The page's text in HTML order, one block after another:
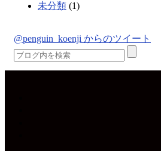
未分類 (1)
@penguin_koenji からのツイート